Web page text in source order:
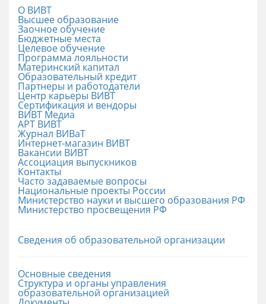
О ВИВТ
Высшее образование
Заочное обучение
Бюджетные места
Целевое обучение
Программа лояльности
Материнский капитал
Образовательный кредит
Партнеры и работодатели
Центр карьеры ВИВТ
Сертификация и вендоры
ВИВТ Медиа
АРТ ВИВТ
Журнал ВИВаТ
Интернет-магазин ВИВТ
Вакансии ВИВТ
Ассоциация выпускников
Контакты
Часто задаваемые вопросы
Национальные проекты России
Министерство науки и высшего образования РФ
Министерство просвещения РФ
Сведения об образовательной организации
Основные сведения
Структура и органы управления
образовательной организацией